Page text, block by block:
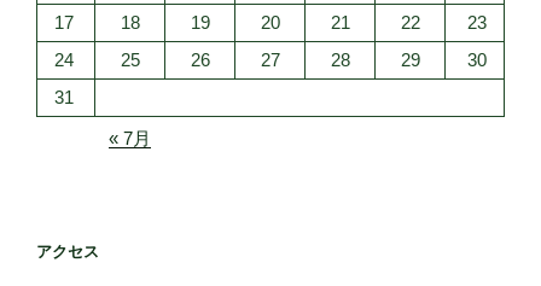
17
18 19 20 21 22
23
24
25 26 27 28 29
30
31
« 7月
アクセス